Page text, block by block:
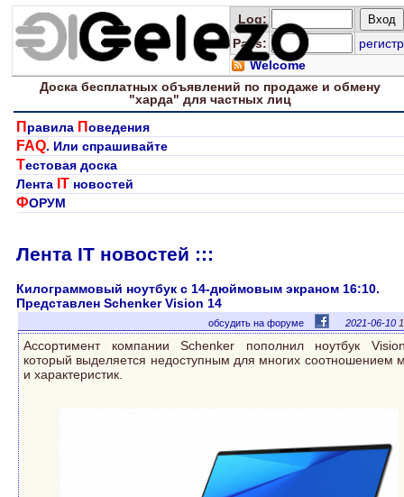
Log:
Pass:
регистр
Welcome
Доска бесплатныхобъявлений по продаже и обмену
"харда" для частных лиц
П равила Поведения
FAQ. Или спрашивайте
Тестовая доска
Лента IT новостей
ФОРУМ
Лента IT новостей :::
Килограммовый ноутбук с 14-дюймовым экраном 16:10.
Представлен Schenker Vision 14
обсудить на форуме 2021-06-10
Ассортимент компании Schenker пополнил ноутбук
который выделяется недоступным для многих соотношением
и характеристик.